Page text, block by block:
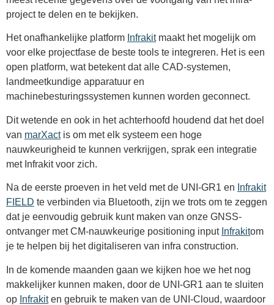
project te delen en te bekijken.
Het onafhankelijke platform Infrakitmaakt het mogelijk om
voor elke projectfase de beste tools te integreren. Het is een
open platform, wat betekent dat alle CAD-systemen,
landmeetkundige apparatuur en
machinebesturingssystemen kunnen worden geconnect.
Dit wetende en ook in het achterhoofd houdend dat het doel
van marXactis om met elk systeem een hoge
nauwkeurigheid te kunnen verkrijgen, sprak een integratie
met Infrakit voor zich.
Na de eerste proeven in het veld met de UNI-GR1 en Infrakit
FIELD te verbinden via Bluetooth, zijn we trots om te zeggen
dat je eenvoudig gebruik kunt maken van onze GNSS-
ontvanger met CM-nauwkeurige positioning input Infrakitom
je te helpen bij het digitaliseren van infra construction.
In de komende maanden gaan we kijken hoe we het nog
makkelijker kunnen maken, door de UNI-GR1 aan te sluiten
op Infrakiten gebruik te maken van de UNI-Cloud, waardoor